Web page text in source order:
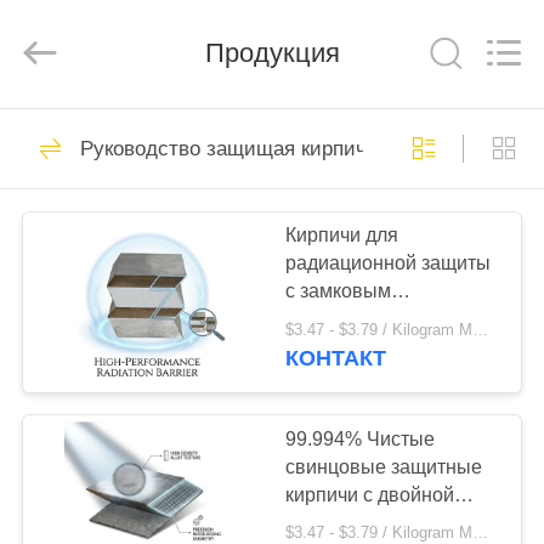
ДОМ
ПРОДУКТЫ
ПУТЕШЕСТВИЕ
ФАБРИКИ
ПРОВЕРКА
Equipment
Руководство
защищая листы
232
Руководство
защищая кирпичи
63
Продукция
Руководство защищая кирпичи
Кирпичи для
радиационной защиты
с замковым
соединением для
стоматологических
одинарным ёлочным
замком и 99,99%
чистым свинцом в
$3.47 - $3.79 / Kilogram MOQ:500 килограммов
КОНТАКТ
99.994% Чистые
свинцовые защитные
кирпичи с двойной
стержней и
$3.47 - $3.79 / Kilogram MOQ:500 килограммов